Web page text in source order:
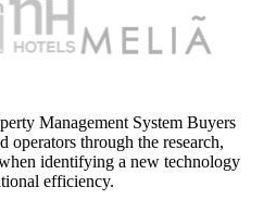
Management System Buyers
operators through the research,
identifying a new technology
efficiency.